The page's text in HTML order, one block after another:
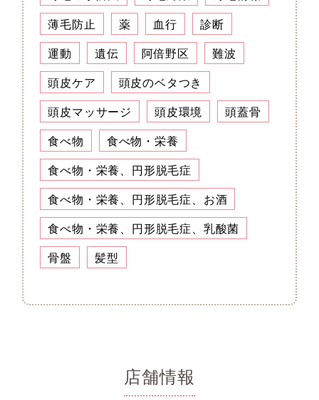
薄毛防止
薬 血行
診断
運動
遺伝 阿倍野区
難波
頭皮ケア
頭皮のベタつき
頭皮マッサージ
頭皮環境
頭蓋骨
食べ物
食べ物・栄養
食べ物・栄養、円形脱毛症
食べ物・栄養、円形脱毛症、お酒
食べ物・栄養、円形脱毛症、乳酸菌
骨盤
髪型
店舗情報